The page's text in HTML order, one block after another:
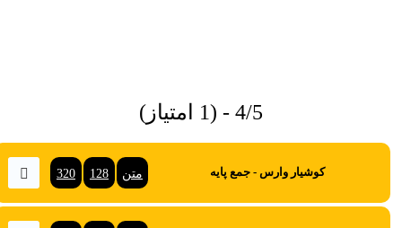
4/5 - (1 امتیاز)
کوشیار وارس - جمع پایه متن 128
320